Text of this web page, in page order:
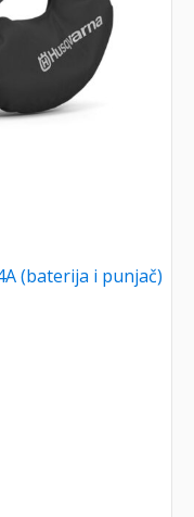
(baterija i punjač)